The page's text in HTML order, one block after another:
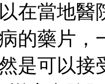
在當地
的藥片，
是可以